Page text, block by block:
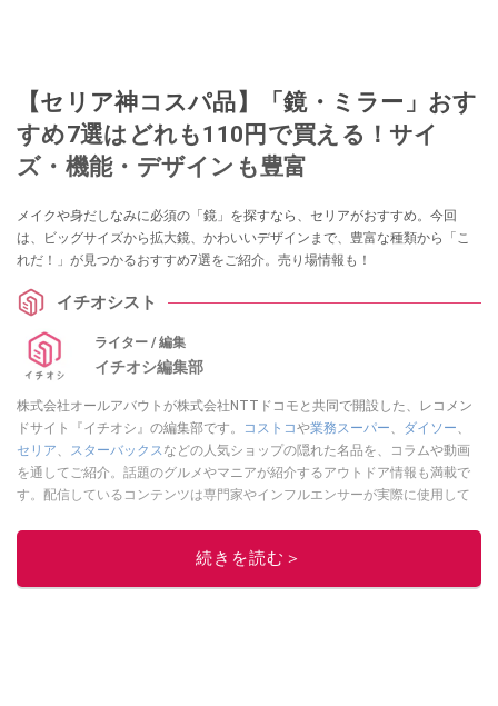
【セリア神コスパ品】「鏡・ミラー」おす
すめ7選はどれも110円で買える！サイ
ズ・機能・デザインも豊富
メイクや身だしなみに必須の「鏡」を探すなら、セリアがおすすめ。今回
は、ビッグサイズから拡大鏡、かわいいデザインまで、豊富な種類から「こ
れだ！」が見つかるおすすめ7選をご紹介。売り場情報も！
イチオシスト
ライター / 編集
イチオシ編集部
株式会社オールアバウトが株式会社NTTドコモと共同で開設した、レコメン
ドサイト『イチオシ』の編集部です。
コストコや業務スーパー、 ダイソー、
セリア、 スターバックスなどの人気ショップの隠れた名品を、コラムや動画
を通してご紹介。話題のグルメやマニアが紹介するアウトドア情報も満載で
す。配信しているコンテンツは専門家やインフルエンサーが実際に使用して
ニュースでフォロー
続きを読む＞